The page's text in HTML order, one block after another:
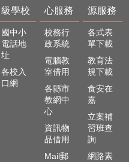
級學校
國中小
電話地
址
各校入
口網
心服務
校務行
政系統
電腦教
室借用
各縣市
教網中
心
資訊物
品借用
Mail郵
源服務
各式表
單下載
教育法
規下載
食安在
嘉
立案補
習班查
詢
網路素